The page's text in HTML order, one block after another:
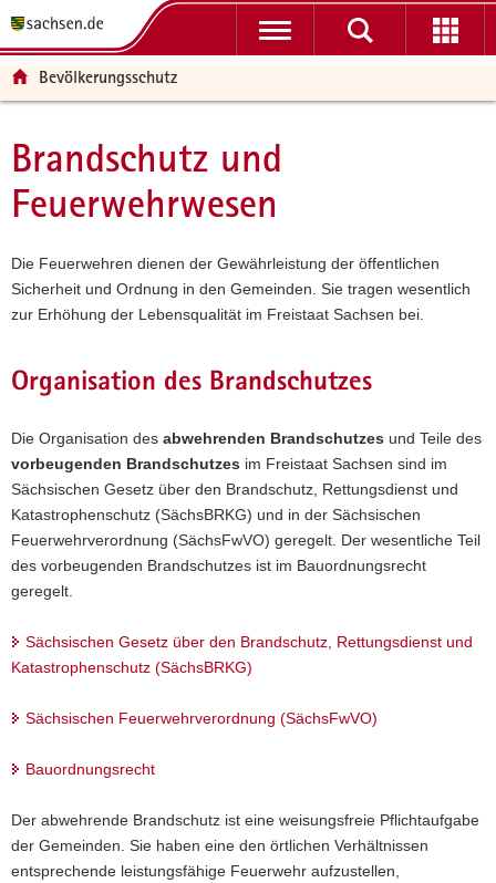
t
ü
b
g
r
e
f
e
d
e
N
a
v
i
g
i
n
t
n
a
g
a
t
o
n
p
n
h
t
t
-
B
e
i
c
Bevölkerungsschutz
Hauptinhalt
Brandschutz und
Feuerwehrwesen
Die Feuerwehren dienen der Gewährleistung der öffentlichen
Sicherheit und Ordnung in den Gemeinden. Sie tragen wesentlich
zur Erhöhung der Lebensqualität im Freistaat Sachsen bei.
Organisation des Brandschutzes
Die Organisation des abwehrenden Brandschutzes und Teile des
vorbeugenden Brandschutzes im Freistaat Sachsen sind im
Sächsischen Gesetz über den Brandschutz, Rettungsdienst und
Katastrophenschutz (SächsBRKG) und in der Sächsischen
Feuerwehrverordnung (SächsFwVO) geregelt. Der wesentliche Teil
des vorbeugenden Brandschutzes ist im Bauordnungsrecht
geregelt.
Sächsischen Gesetz über den Brandschutz, Rettungsdienst und
Katastrophenschutz (SächsBRKG)
Sächsischen Feuerwehrverordnung (SächsFwVO)
Bauordnungsrecht
Der abwehrende Brandschutz ist eine weisungsfreie Pflichtaufgabe
der Gemeinden. Sie haben eine den örtlichen Verhältnissen
entsprechende leistungsfähige Feuerwehr aufzustellen,